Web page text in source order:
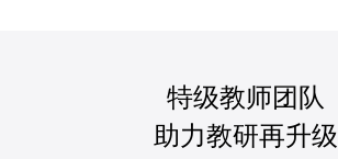
特级教师团队
助力教研再升级